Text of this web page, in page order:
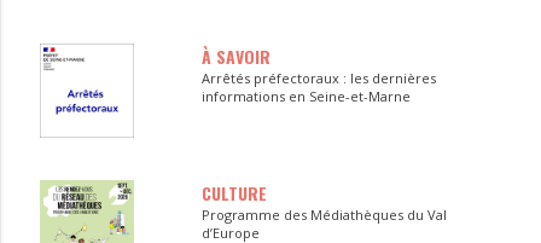
À SAVOIR
Arrêtés préfectoraux : les dernières
informations en Seine-et-Marne
CULTURE
Programme des Médiathèques du Val
d’Europe